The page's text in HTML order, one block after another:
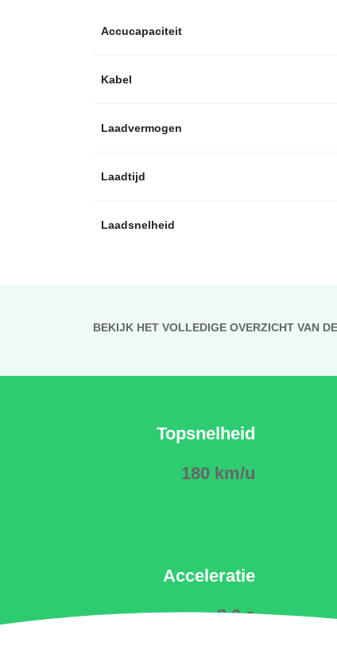
Accucapaciteit
Kabel
Laadvermogen
Laadtijd
Laadsnelheid
BEKIJK HET VOLLEDIGE OVERZICHT VAN
Topsnelheid
180 km/u
Acceleratie
8.6 s